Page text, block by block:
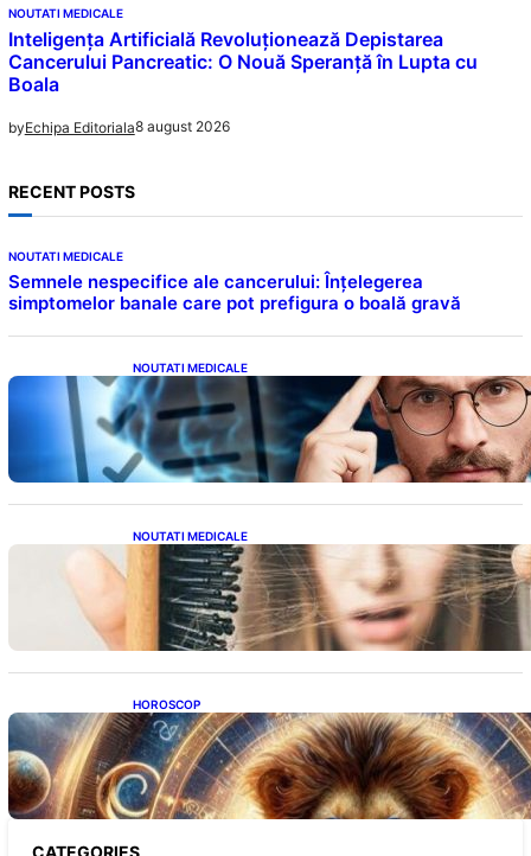
NOUTATI MEDICALE
Inteligența Artificială Revoluționează Depistarea
Cancerului Pancreatic: O Nouă Speranță în Lupta cu
Boala
byEchipa Editoriala8 august 2026
RECENT POSTS
NOUTATI MEDICALE
Semnele nespecifice ale cancerului: Înțelegerea
simptomelor banale care pot prefigura o boală gravă
NOUTATI MEDICALE
Inteligența dincolo de note: Semnele unui IQ
ridicat care nu țin de școală
NOUTATI MEDICALE
Semnele unei deficiențe de proteine:
Impactul asupra sănătății tale
HOROSCOP
Portalul Leului 8/8: Oportunități de
Abundență pentru Cinci Zodii în 2026
CATEGORIES